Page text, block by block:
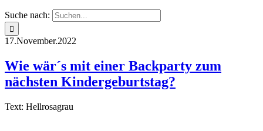
Suche nach:
17.November.2022
Wie wär´s mit einer Backparty zum
nächsten Kindergeburtstag?
Text: Hellrosagrau